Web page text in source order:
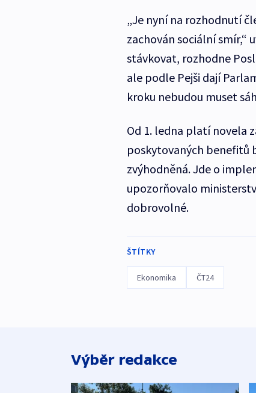
„Je nyní na rozhodnutí
zachován sociální smír,“
stávkovat, rozhodne
ale podle Pejši dají
kroku nebudou muset
Od 1. ledna platí novela
poskytovaných benefitů
zvýhodněná. Jde o
upozorňovalo
dobrovolné.
ŠTÍTKY
Ekonomika ČT24
Výběr redakce